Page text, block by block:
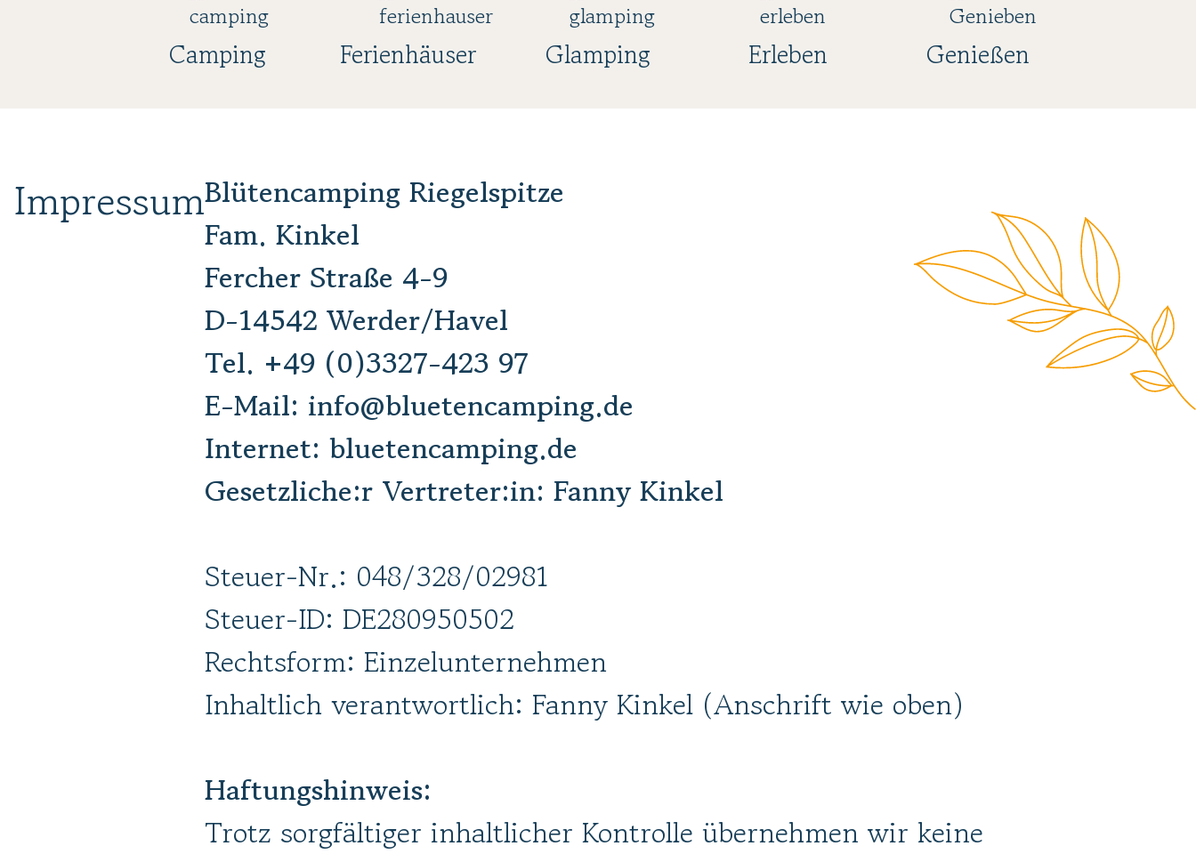
Camping Ferienhäuser Glamping Erleben Genießen
ImpressumBlütencamping Riegelspitze
Fam. Kinkel
Fercher Straße 4-9
D-14542 Werder/Havel
Tel. +49 (0)3327-423 97
E-Mail: info@bluetencamping.de
Internet: bluetencamping.de
Gesetzliche:r Vertreter:in: Fanny Kinkel
Steuer-Nr.: 048/328/02981
Steuer-ID: DE280950502
Rechtsform: Einzelunternehmen
Inhaltlich verantwortlich: Fanny Kinkel (Anschrift wie oben)
Haftungshinweis:
Trotz sorgfältiger inhaltlicher Kontrolle übernehmen wir keine